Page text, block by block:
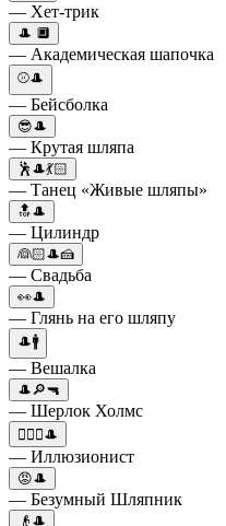
— Хет-трик
🎩 🔲
— Академическая шапочка
⚾️🎩
— Бейсболка
😎🎩
— Крутая шляпа
🕺🎩💃🏻
— Танец «Живые шляпы»
🔝🎩
— Цилиндр
👰🏻🎩🍰
— Свадьба
👀🎩
— Глянь на его шляпу
🎩🚹
— Вешалка
🎩🔎🔫
— Шерлок Холмс
💁🏻‍♂️🎩
— Иллюзионист
😡🎩
— Безумный Шляпник
👴🎩